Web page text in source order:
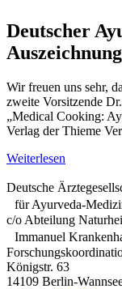
Deutscher
Wir freuen uns sehr,
zweite Vorsitzende
„Medical Cooking:
Verlag der Thieme
Weiterlesen
Deutsche
für Ayurveda-
c/o Abteilung
Immanuel
Königstr. 63
14109 Berlin-